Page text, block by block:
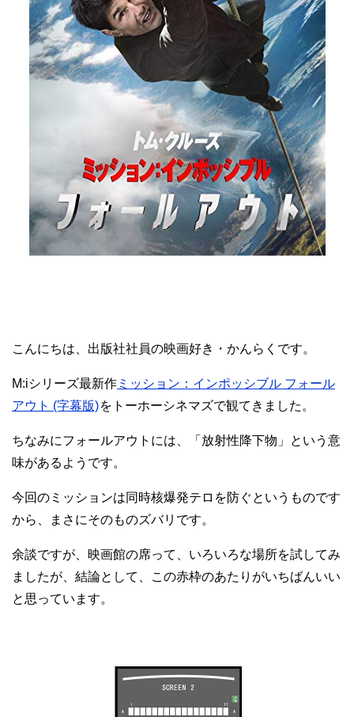
こんにちは、出版社社員の映画好き・かんらくです。
M:iシリーズ最新作 ミッション：インポッシブル フォール
アウト (字幕版)をトーホーシネマズで観てきました。
ちなみにフォールアウトには、「放射性降下物」という意
味があるようです。
今回のミッションは同時核爆発テロを防ぐというものです
から、まさにそのものズバリです。
余談ですが、映画館の席って、いろいろな場所を試してみ
ましたが、結論として、この赤枠のあたりがいちばんいい
と思っています。